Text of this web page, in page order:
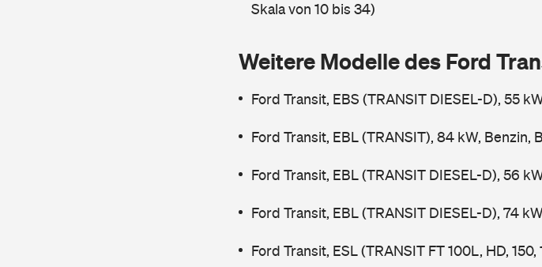
Skala von 10 bis 34)
Weitere Modelle des Ford
Ford Transit, EBS (TRANSIT DIESEL-D), 55
Ford Transit, EBL (TRANSIT), 84 kW, Benzin,
Ford Transit, EBL (TRANSIT DIESEL-D), 56
Ford Transit, EBL (TRANSIT DIESEL-D), 74
Ford Transit, ESL (TRANSIT FT 100L, HD,